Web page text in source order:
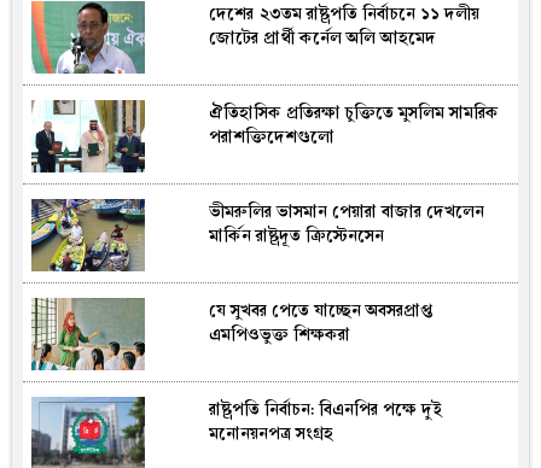
দেশের ২৩তম রাষ্ট্রপতি নির্বাচনে ১১ দলীয়
জোটের প্রার্থী কর্নেল অলি আহমেদ
ঐতিহাসিক প্রতিরক্ষা চুক্তিতে মুসলিম সামরিক
পরাশক্তিদেশগুলো
ভীমরুলির ভাসমান পেয়ারা বাজার দেখলেন
মার্কিন রাষ্ট্রদূত ক্রিস্টেনসেন
যে সুখবর পেতে যাচ্ছেন অবসরপ্রাপ্ত
এমপিওভুক্ত শিক্ষকরা
রাষ্ট্রপতি নির্বাচন: বিএনপির পক্ষে দুই
মনোনয়নপত্র সংগ্রহ